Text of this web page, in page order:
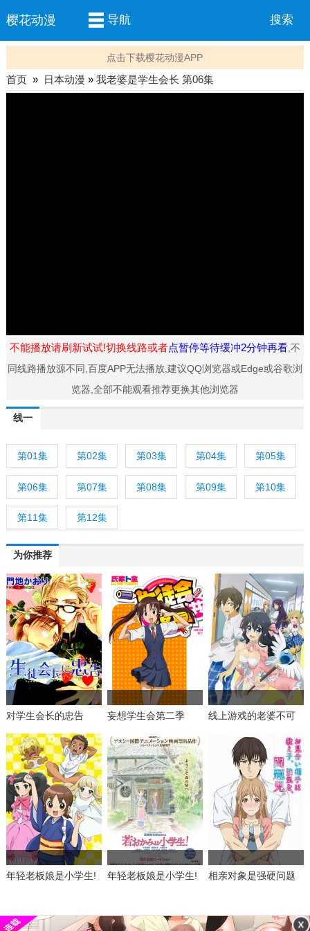
樱花动漫 导航 搜索
点击下载樱花动漫APP
首页» 日本动漫 » 我老婆是学生会长 第06集
不能播放请刷新试试!切换线路或者点暂停等待缓冲2分钟再看,不
同线路播放源不同,百度APP无法播放,建议QQ浏览器或Edge或谷歌浏
览器,全部不能观看推荐更换其他浏览器
线一
第01集 第02集 第03集 第04集 第05集
第06集 第07集 第08集 第09集 第10集
第11集 第12集
为你推荐
对学生会长的忠告 妄想学生会第二季
线上游戏的老婆不可
能是女生
年轻老板娘是小学生!
年轻老板娘是小学生!
相亲对象是强硬问题